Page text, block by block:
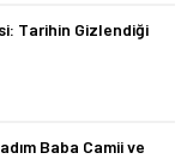
Tarihin Gizlendiği
Baba Camii ve